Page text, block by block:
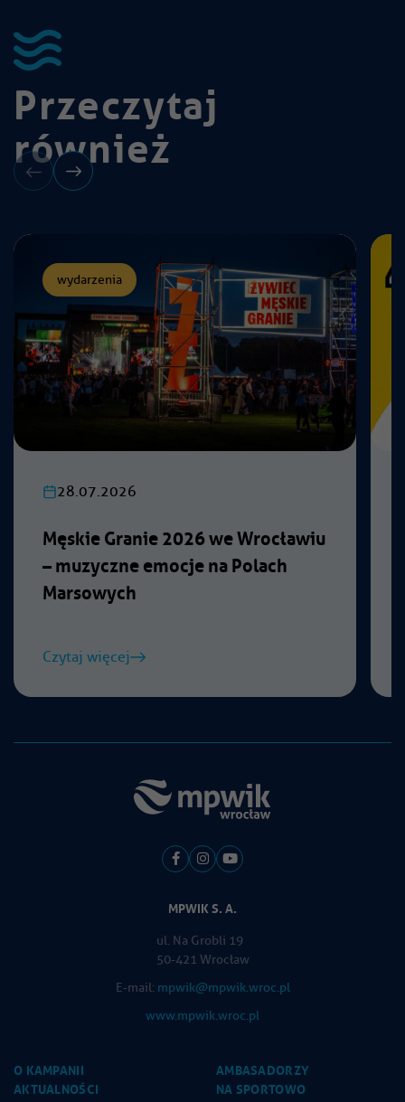
Przeczytaj
również
wydarzenia
28.07.2026
Męskie Granie 2026 we Wrocławiu
– muzyczne emocje na Polach
Marsowych
Czytaj więcej
MPWIK S. A.
ul. Na Grobli 19
50-421 Wrocław
E-mail: mpwik@mpwik.wroc.pl
www.mpwik.wroc.pl
O KAMPANII
AKTUALNOŚCI
AMBASADORZY
NA SPORTOWO